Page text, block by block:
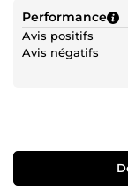
Performance
Avis positifs
Avis négatifs